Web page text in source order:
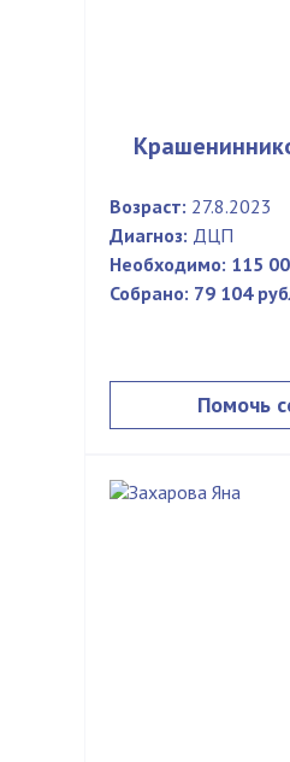
Возраст: 27.8.2023
Диагноз: ДЦП
Необходимо: 115
Собрано: 79 104
Помочь